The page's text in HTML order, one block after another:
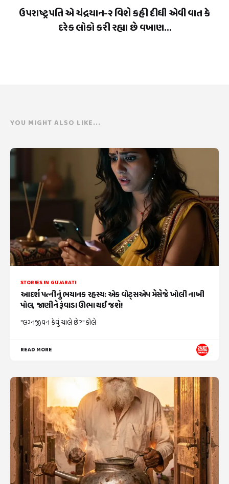
ઉપરાષ્ટ્રપતિ એ ચંદ્રયાન-૨ વિશે કહી દીધી એવી વાત કે
દરેક લોકો કરી રહ્યા છે વખાણ…
YOU MIGHT ALSO LIKE...
STORIES IN GUJARATI
આદર્શ પત્નીનું ભયાનક રહસ્ય: એક વોટ્સએપ મેસેજે ખોલી નાખી
પોલ, જાણીને રૂંવાડા ઊભા થઈ જશે!
"લગ્નજીવન કેવું ચાલે છે?" કોલે
READ MORE